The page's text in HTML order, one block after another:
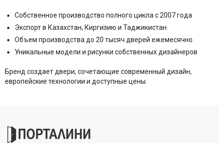
Собственное производство полного цикла с 2007 года
Экспорт в Казахстан, Киргизию и Таджикистан
Объем производства до 20 тысяч дверей ежемесячно
Уникальные модели и рисунки собственных дизайнеров
Бренд создает двери, сочетающие современный дизайн,
европейские технологии и доступные цены.